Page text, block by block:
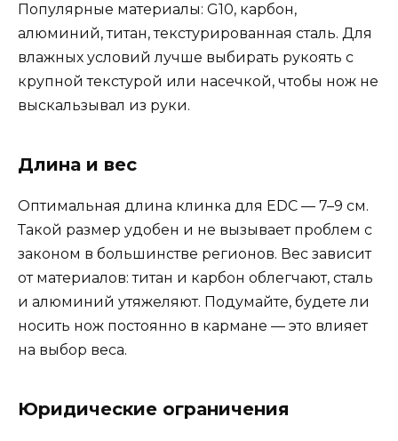
Популярные материалы: G10, карбон,
алюминий, титан, текстурированная сталь. Для
влажных условий лучше выбирать рукоять с
крупной текстурой или насечкой, чтобы нож не
выскальзывал из руки.
Длина и вес
Оптимальная длина клинка для EDC — 7–9 см.
Такой размер удобен и не вызывает проблем с
законом в большинстве регионов. Вес зависит
от материалов: титан и карбон облегчают, сталь
и алюминий утяжеляют. Подумайте, будете ли
носить нож постоянно в кармане — это влияет
на выбор веса.
Юридические ограничения